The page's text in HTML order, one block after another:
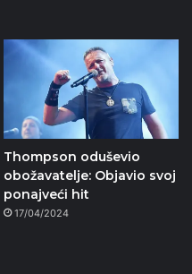
Thompson oduševio
obožavatelje: Objavio svoj
ponajveći hit
17/04/2024